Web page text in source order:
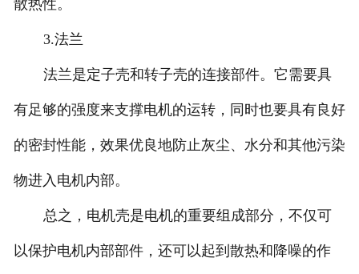
散热性。
3.法兰
法兰是定子壳和转子壳的连接部件。它需要具
有足够的强度来支撑电机的运转，同时也要具有良好
的密封性能，效果优良地防止灰尘、水分和其他污染
物进入电机内部。
总之，电机壳是电机的重要组成部分，不仅可
以保护电机内部部件，还可以起到散热和降噪的作